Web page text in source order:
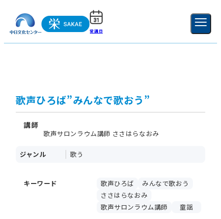
受講日 新規登録
歌声ひろば”みんなで歌おう”
講師
歌声サロンラウム講師 ささはらなおみ
ジャンル 歌う
キーワード 歌声ひろば
みんなで歌おう
ささはらなおみ
歌声サロンラウム講師
童謡